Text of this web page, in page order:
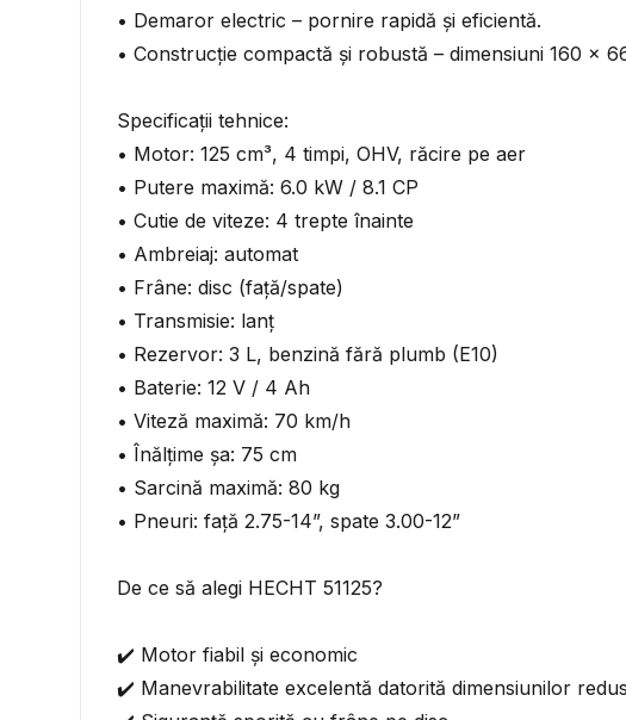
• Demaror electric – pornire rapidă și eficientă.
• Construcție compactă și robustă – dimensiuni 160 x
Specificații tehnice:
• Motor: 125 cm³, 4 timpi, OHV, răcire pe aer
• Putere maximă: 6.0 kW / 8.1 CP
• Cutie de viteze: 4 trepte înainte
• Ambreiaj: automat
• Frâne: disc (față/spate)
• Transmisie: lanț
• Rezervor: 3 L, benzină fără plumb (E10)
• Baterie: 12 V / 4 Ah
• Viteză maximă: 70 km/h
• Înălțime șa: 75 cm
• Sarcină maximă: 80 kg
• Pneuri: față 2.75-14”, spate 3.00-12”
De ce să alegi HECHT 51125?
✔️ Motor fiabil și economic
✔️ Manevrabilitate excelentă datorită dimensiunilor